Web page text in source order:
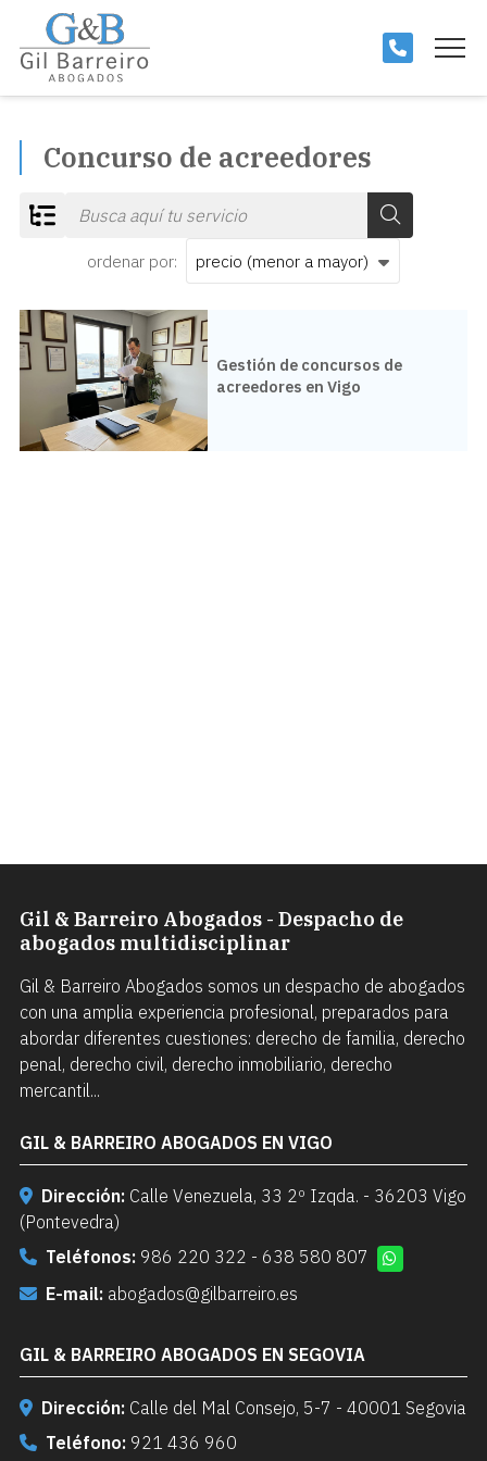
Concurso de acreedores
ordenar por:
Todos los servicios
Derecho Civil
Derecho inmobiliario
Gestión de concursos de
acreedores en Vigo
Gil & Barreiro Abogados - Despacho de
abogados multidisciplinar
Gil & Barreiro Abogados somos un despacho de abogados
con una amplia experiencia profesional, preparados para
abordar diferentes cuestiones: derecho de familia, derecho
penal, derecho civil, derecho inmobiliario, derecho
mercantil...
GIL & BARREIRO ABOGADOS EN VIGO
Dirección: Calle Venezuela, 33 2º Izqda. - 36203 Vigo
(Pontevedra)
Teléfonos: 986 220 322 - 638 580 807
E-mail: abogados@gilbarreiro.es
GIL & BARREIRO ABOGADOS EN SEGOVIA
Dirección: Calle del Mal Consejo, 5-7 - 40001 Segovia
Teléfono: 921 436 960